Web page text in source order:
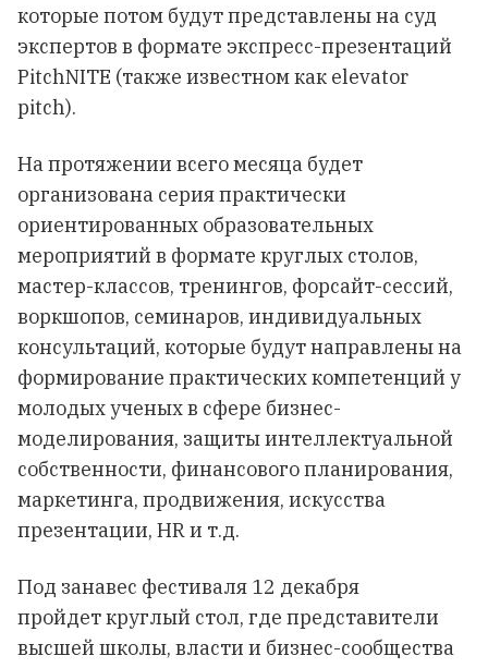
которые потом будут представлены на суд
экспертов в формате экспресс-презентаций
PitchNITE (также известном как elevator
pitch).
На протяжении всего месяца будет
организована серия практически
ориентированных образовательных
мероприятий в формате круглых столов,
мастер-классов, тренингов, форсайт-сессий,
воркшопов, семинаров, индивидуальных
консультаций, которые будут направлены на
формирование практических компетенций у
молодых ученых в сфере бизнес-
моделирования, защиты интеллектуальной
собственности, финансового планирования,
маркетинга, продвижения, искусства
презентации, HR и т.д.
Под занавес фестиваля 12 декабря
пройдеткруглый стол, где представители
высшей школы, власти и бизнес-сообщества